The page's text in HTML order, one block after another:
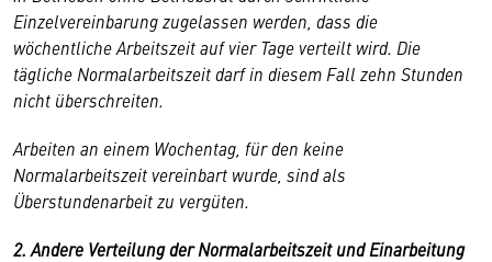
Einzelvereinbarung zugelassen werden, dass die
wöchentliche Arbeitszeit auf vier Tage verteilt wird. Die
tägliche Normalarbeitszeit darf in diesem Fall zehn Stunden
nicht überschreiten.
Arbeiten an einem Wochentag, für den keine
Normalarbeitszeit vereinbart wurde, sind als
Überstundenarbeit zu vergüten.
2. Andere Verteilung der Normalarbeitszeit und Einarbeitung